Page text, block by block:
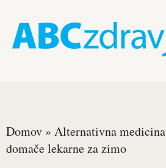
Domov » Alternativna medicina
domače lekarne za zimo